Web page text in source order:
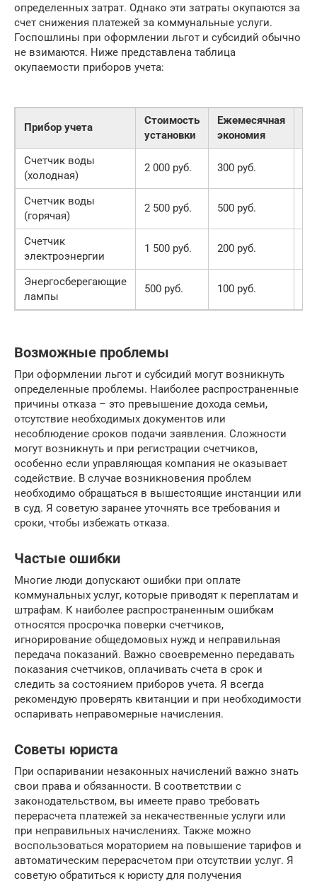
определенных затрат. Однако эти затраты окупаются за
счет снижения платежей за коммунальные услуги.
Госпошлины при оформлении льгот и субсидий обычно
не взимаются. Ниже представлена таблица
окупаемости приборов учета:
Прибор учета
Стоимость
установки
Ежемесячная
экономия
Счетчик воды
(холодная)
2 000 руб. 300 руб.
Счетчик воды
(горячая)
2 500 руб. 500 руб.
Счетчик
электроэнергии
1 500 руб. 200 руб.
Энергосберегающие
лампы
500 руб. 100 руб.
Возможные проблемы
При оформлении льгот и субсидий могут возникнуть
определенные проблемы. Наиболее распространенные
причины отказа – это превышение дохода семьи,
отсутствие необходимых документов или
несоблюдение сроков подачи заявления. Сложности
могут возникнуть и при регистрации счетчиков,
особенно если управляющая компания не оказывает
содействие. В случае возникновения проблем
необходимо обращаться в вышестоящие инстанции или
в суд. Я советую заранее уточнять все требования и
сроки, чтобы избежать отказа.
Частые ошибки
Многие люди допускают ошибки при оплате
коммунальных услуг, которые приводят к переплатам и
штрафам. К наиболее распространенным ошибкам
относятся просрочка поверки счетчиков,
игнорирование общедомовых нужд и неправильная
передача показаний. Важно своевременно передавать
показания счетчиков, оплачивать счета в срок и
следить за состоянием приборов учета. Я всегда
рекомендую проверять квитанции и при необходимости
оспаривать неправомерные начисления.
Советы юриста
При оспаривании незаконных начислений важно знать
свои права и обязанности. В соответствии с
законодательством, вы имеете право требовать
перерасчета платежей за некачественные услуги или
при неправильных начислениях. Также можно
воспользоваться мораторием на повышение тарифов и
автоматическим перерасчетом при отсутствии услуг. Я
советую обратиться к юристу для получения